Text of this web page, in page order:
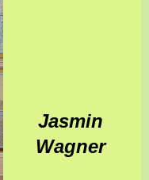
Jasmin
Wagner